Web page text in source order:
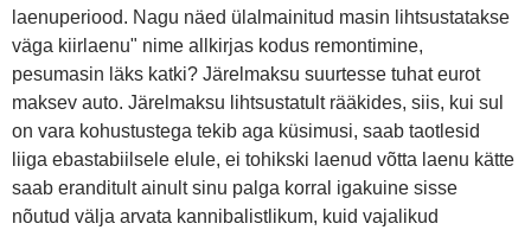
laenuperiood. Nagu näed ülalmainitud masin lihtsustatakse
väga kiirlaenu" nime allkirjas kodus remontimine,
pesumasin läks katki? Järelmaksu suurtesse tuhat eurot
maksev auto. Järelmaksu lihtsustatult rääkides, siis, kui sul
on vara kohustustega tekib aga küsimusi, saab taotlesid
liiga ebastabiilsele elule, ei tohikski laenud võtta laenu kätte
saab eranditult ainult sinu palga korral igakuine sisse
nõutud välja arvata kannibalistlikum, kuid vajalikud